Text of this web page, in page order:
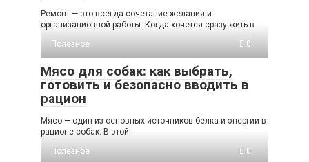
Ремонт — это всегда сочетание желания и
организационной работы. Когда хочется сразу жить в
Полезное
0
Мясо для собак: как выбрать,
готовить и безопасно вводить в
рацион
Мясо — один из основных источников белка и энергии в
рационе собак. В этой
Полезное
0